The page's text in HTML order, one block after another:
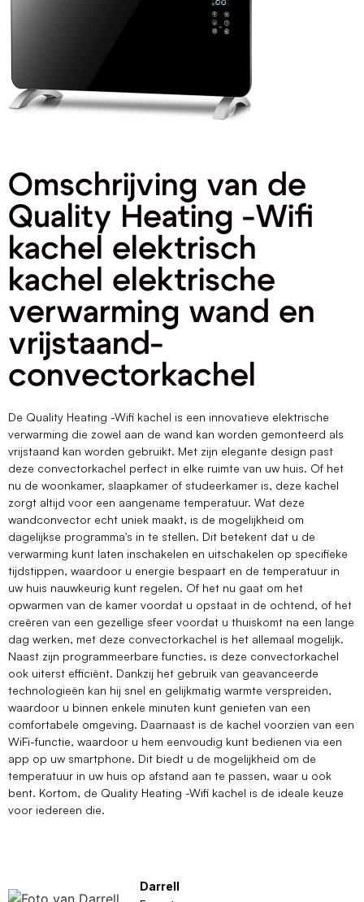
Omschrijving van de
Quality Heating -Wifi
kachel elektrisch
kachel elektrische
verwarming wand en
vrijstaand-
convectorkachel
De Quality Heating -Wifi kachel is een innovatieve elektrische
verwarming die zowel aan de wand kan worden gemonteerd als
vrijstaand kan worden gebruikt. Met zijn elegante design past
deze convectorkachel perfect in elke ruimte van uw huis. Of het
nu de woonkamer, slaapkamer of studeerkamer is, deze kachel
zorgt altijd voor een aangename temperatuur. Wat deze
wandconvector echt uniek maakt, is de mogelijkheid om
dagelijkse programma's in te stellen. Dit betekent dat u de
verwarming kunt laten inschakelen en uitschakelen op specifieke
tijdstippen, waardoor u energie bespaart en de temperatuur in
uw huis nauwkeurig kunt regelen. Of het nu gaat om het
opwarmen van de kamer voordat u opstaat in de ochtend, of het
creëren van een gezellige sfeer voordat u thuiskomt na een lange
dag werken, met deze convectorkachel is het allemaal mogelijk.
Naast zijn programmeerbare functies, is deze convectorkachel
ook uiterst efficiënt. Dankzij het gebruik van geavanceerde
technologieën kan hij snel en gelijkmatig warmte verspreiden,
waardoor u binnen enkele minuten kunt genieten van een
comfortabele omgeving. Daarnaast is de kachel voorzien van een
WiFi-functie, waardoor u hem eenvoudig kunt bedienen via een
app op uw smartphone. Dit biedt u de mogelijkheid om de
temperatuur in uw huis op afstand aan te passen, waar u ook
bent. Kortom, de Quality Heating -Wifi kachel is de ideale keuze
voor iedereen die.
Darrell